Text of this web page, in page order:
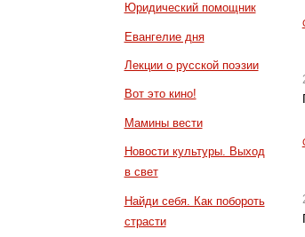
Юридический помощник
Евангелие дня
Лекции о русской поэзии
Вот это кино!
Мамины вести
Новости культуры. Выход
в свет
Найди себя. Как побороть
страсти